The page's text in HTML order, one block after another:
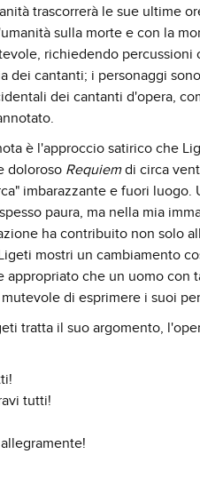
trascorrerà le sue ultime
sulla morte e con la
richiedendo
dei cantanti; i personaggi
dei cantanti d'opera,
è l'approccio satirico che
doloroso Requiemdi circa
imbarazzante e fuori luogo.
paura, ma nella mia
ha contribuito non solo
mostri un cambiamento
appropriato che un uomo
di esprimere i suoi
tratta il suo argomento,
tutti!